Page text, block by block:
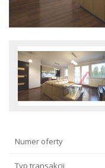
Numer oferty
Typ transakcji